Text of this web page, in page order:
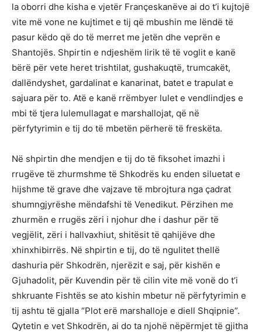
la oborri dhe kisha e vjetër Françeskanëve ai do t’i kujtojë
vite më vone ne kujtimet e tij që mbushin me lëndë të
pasur këdo që do të merret me jetën dhe veprën e
Shantojës. Shpirtin e ndjeshëm lirik të të voglit e kanë
bërë për vete heret trishtilat, gushakuqtë, trumcakët,
dallëndyshet, gardalinat e kanarinat, batet e trapulat e
sajuara për to. Atë e kanë rrëmbyer lulet e vendlindjes e
mbi të tjera lulemullagat e marshallojat, që në
përfytyrimin e tij do të mbetën përherë të freskëta.
Në shpirtin dhe mendjen e tij do të fiksohet imazhi i
rrugëve të zhurmshme të Shkodrës ku enden siluetat e
hijshme të grave dhe vajzave të mbrojtura nga çadrat
shumngjyrëshe mëndafshi të Venedikut. Përzihen me
zhurmën e rrugës zëri i njohur dhe i dashur për të
vegjëlit, zëri i hallvaxhiut, shitësit të qahijëve dhe
xhinxhibirrës. Në shpirtin e tij, do të ngulitet thellë
dashuria për Shkodrën, njerëzit e saj, për kishën e
Gjuhadolit, për Kuvendin për të cilin vite më vonë do t’i
shkruante Fishtës se ato kishin mbetur në përfytyrimin e
tij ashtu të gjalla “Plot erë marshalloje e diell Shqipnie”.
Qytetin e vet Shkodrën, ai do ta njohë nëpërmjet të gjitha